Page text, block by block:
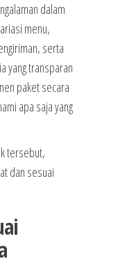
dalam
menu,
serta
yang transparan
paket secara
apa saja yang
tersebut,
dan sesuai